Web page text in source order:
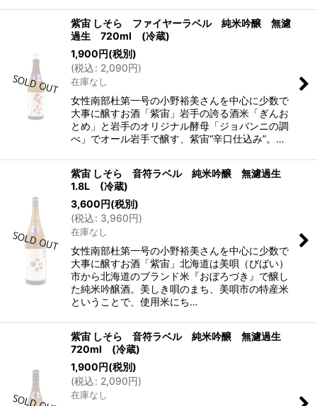
紫宙 しそら ファイヤーラベル 純米吟醸 無濾
過生 720ml (冷蔵)
1,900円(税別)
(税込: 2,090円)
在庫なし
女性南部杜第一号の小野裕美さんを中心に少数で
大事に醸すお酒「紫宙」岩手の誇る酒米「ぎんお
とめ」と岩手のオリジナル酵母「ジョバンニの調
べ」でオール岩手で醸す、紫宙“辛口仕込み”。…
紫宙 しそら 音符ラベル 純米吟醸 無濾過生
1.8L (冷蔵)
3,600円(税別)
(税込: 3,960円)
在庫なし
女性南部杜第一号の小野裕美さんを中心に少数で
大事に醸すお酒「紫宙」北海道は美唄（びばい）
市から北海道のブランド米『おぼろづき』で醸し
た純米吟醸酒。美しき唄のまち、美唄市の特産米
ということで、使用米にち…
紫宙 しそら 音符ラベル 純米吟醸 無濾過生
720ml (冷蔵)
1,900円(税別)
(税込: 2,090円)
在庫なし